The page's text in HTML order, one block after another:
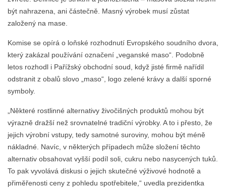
být nahrazena, ani částečně. Masný výrobek musí zůstat
založený na mase.
Komise se opírá o loňské rozhodnutí Evropského soudního dvora,
který zakázal používání označení „veganské maso“. Podobně
letos rozhodl i Pařížský obchodní soud, když jisté firmě nařídil
odstranit z obalů slovo „maso“, logo zelené krávy a další sporné
symboly.
„Některé rostlinné alternativy živočišných produktů mohou být
výrazně dražší než srovnatelné tradiční výrobky. A to i přesto, že
jejich výrobní vstupy, tedy samotné suroviny, mohou být méně
nákladné. Navíc, v některých případech může složení těchto
alternativ obsahovat vyšší podíl soli, cukru nebo nasycených tuků.
To pak vyvolává diskusi o jejich skutečné výživové hodnotě a
přiměřenosti ceny z pohledu spotřebitele,“ uvedla prezidentka